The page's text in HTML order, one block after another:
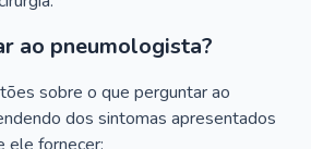
ao pneumologista?
sobre o que perguntar ao
dos sintomas apresentados